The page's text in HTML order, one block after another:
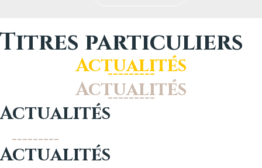
Titres particuliers
Actualités
Actualités
Actualités
Actualités